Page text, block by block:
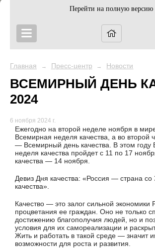
Перейти на полную версию
Главная → Пресс-центр → Новости
ВСЕМИРНЫЙ ДЕНЬ
2024
6 ноября 2024 г.
Ежегодно на второй неделе ноября в
Всемирная неделя качества, а во второй
— Всемирный день качества. В этом году
неделя качества пройдет с 11 по 17
качества — 14 ноября.
Девиз Дня качества: «Россия — страна со
качества».
Качество — это залог сильной экономики
процветания ее граждан. Оно не только
достижению благополучия людей, но и
условия для их самореализации и
Жить и работать в такой среде — значит
возможности для роста и развития.